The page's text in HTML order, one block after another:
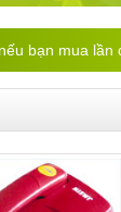
bạn mua